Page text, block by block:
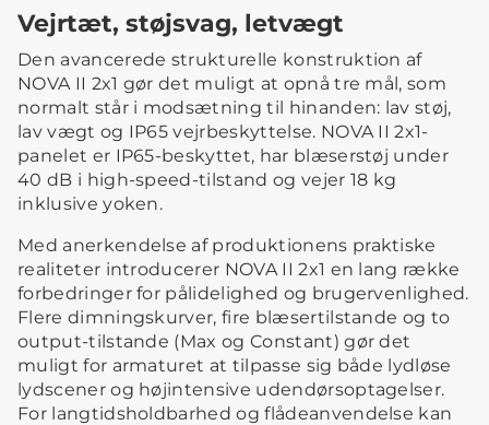
Vejrtæt, støjsvag, letvægt
Den avancerede strukturelle konstruktion af
NOVA II 2x1 gør det muligt at opnå tre mål, som
normalt står i modsætning til hinanden: lav støj,
lav vægt og IP65 vejrbeskyttelse. NOVA II 2x1-
panelet er IP65-beskyttet, har blæserstøj under
40 dB i high-speed-tilstand og vejer 18 kg
inklusive yoken.
Med anerkendelse af produktionens praktiske
realiteter introducerer NOVA II 2x1 en lang række
forbedringer for pålidelighed og brugervenlighed.
Flere dimningskurver, fire blæsertilstande og to
output-tilstande (Max og Constant) gør det
muligt for armaturet at tilpasse sig både lydløse
lydscener og højintensive udendørsoptagelser.
For langtidsholdbarhed og flådeanvendelse kan